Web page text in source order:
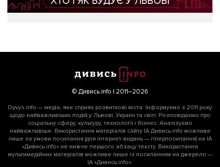
© Дивись.info | 2011–2026
Dyvys.info — медіа, яке сприяє розвиткові міста. Інформуємо з 2011 року
щодо найважливіших подій у Львові, Україні та світі. Розповідаємо про
соціальну сферу, культуру, технології і бізнес. Аналізуємо
найважливіше. Використання матеріалів сайту ІА Дивись.info можливе
лише за умови посилання (для інтернет-видань — гіперпосилання) на ІА
«Дивись.info» не нижче першого абзацу тексту. Використання
мультимедійних матеріалів можливе лише із посиланням на джерело —
ІА «Дивись.info».